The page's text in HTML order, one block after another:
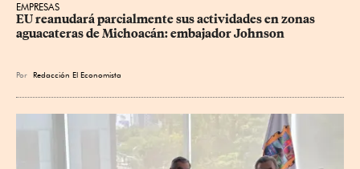
EMPRESAS
EU reanudará parcialmente sus actividades en zonas
aguacateras de Michoacán: embajador Johnson
Por Redacción El Economista